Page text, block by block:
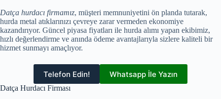
Datça hurdacı firmamız, müşteri memnuniyetini ön planda tutarak,
hurda metal atıklarınızı çevreye zarar vermeden ekonomiye
kazandırıyor. Güncel piyasa fiyatları ile hurda alımı yapan ekibimiz,
hızlı değerlendirme ve anında ödeme avantajlarıyla sizlere kaliteli bir
hizmet sunmayı amaçlıyor.
Telefon Edin! Whatsapp İle Yazın
Datça Hurdacı Firması